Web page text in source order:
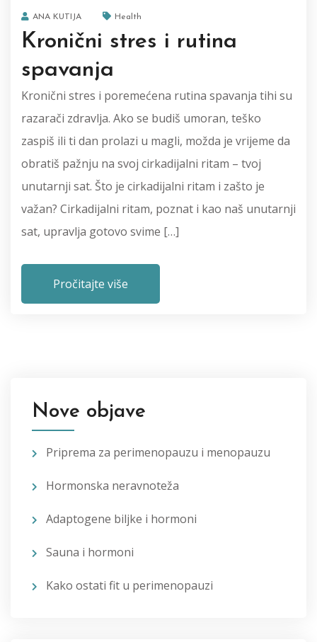
ANA KUTIJA Health
Kronični stres i rutina
spavanja
Kronični stres i poremećena rutina spavanja tihi su
razarači zdravlja. Ako se budiš umoran, teško
zaspiš ili ti dan prolazi u magli, možda je vrijeme da
obratiš pažnju na svoj cirkadijalni ritam – tvoj
unutarnji sat. Što je cirkadijalni ritam i zašto je
važan? Cirkadijalni ritam, poznat i kao naš unutarnji
sat, upravlja gotovo svime […]
Pročitajte više
Nove objave
Priprema za perimenopauzu i menopauzu
Hormonska neravnoteža
Adaptogene biljke i hormoni
Sauna i hormoni
Kako ostati fit u perimenopauzi